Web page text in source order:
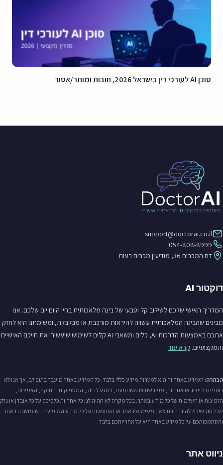
סוכן AI לעורכי דין בישראל 2026, חובות ומותר/אסור
support@doctorai.co.il
054-808-8999
דם המכבים 36, מודיעין מכבים רעות
דוקטור AI
המדריך האישי שלכם לשילוב קל וטבעי של בינה מלאכותית בחיי היום יום שלכם. אנו
מבינים שהבינה המלאכותית עשויה להיראות מורכבת או מבלבלת, ומשימתנו היא לחזק
אתכם באמצעות הדרכות AI, כלים ומשאבי AI קלים לשימוש שיעשירו את חייכם האישיים
והמקצועיים. קרא עוד
הבהרה: המידע באתר זה הוא למטרות מידע כללי בלבד. כל המידע באתר מועבר בתום לב, אך אנו לא
נותנים כל ייצוג או אחריות, מפורשת או משתמעת, בנוגע לדיוק, המספיקות, התוקף, האמינות,
הזמינות או השלמות של כל מידע באתר. בכל מקרה לא תהיה לנו כל אחריות כלפיכם על כל אובדן או נזק
מכל סוג שיכול להיגרם כתוצאה משימוש באתר או הסתמכות על כל מידע המופיע בו. שימושכם באתר
והסתמכותכם על כל מידע באתר היא על אחריותכם בלבד.
ניווט אתר